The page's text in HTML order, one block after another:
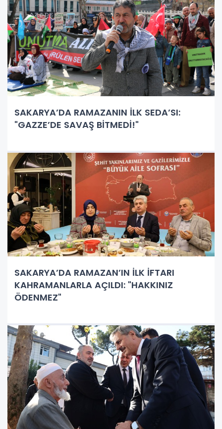
SAKARYA’DA RAMAZANIN İLK SEDA’SI:
"GAZZE’DE SAVAŞ BİTMEDİ!"
SAKARYA’DA RAMAZAN’IN İLK İFTARI
KAHRAMANLARLA AÇILDI: "HAKKINIZ
ÖDENMEZ"